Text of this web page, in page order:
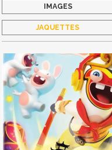
IMAGES
JAQUETTES